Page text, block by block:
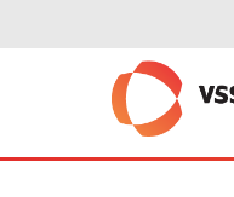
: Trying to get property
: Undefined offset: 1 in